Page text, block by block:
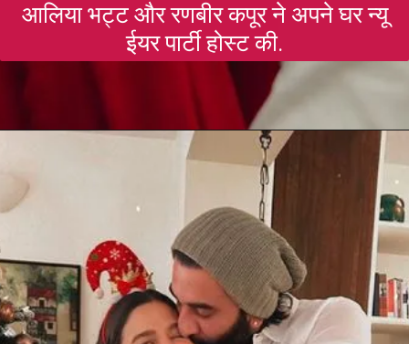
आलिया भट्ट और रणबीर कपूर ने अपने घर न्यू
ईयर पार्टी होस्ट की.